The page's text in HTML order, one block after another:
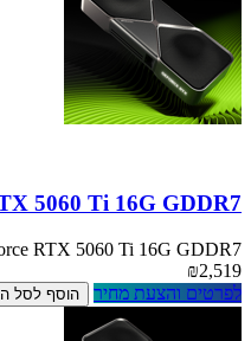
5060 Ti 16G GDDR7
RTX 5060 Ti 16G GDDR7.
₪2,519
לפרטים והצעת מחיר
הוסף לסל